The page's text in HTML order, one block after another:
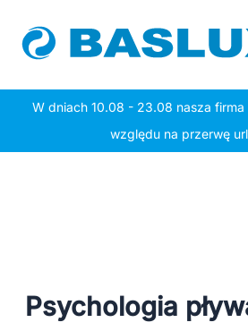
treści
W dniach 10.08 - 23.08 nasza
względu na przerwę
Psychologia
navigation